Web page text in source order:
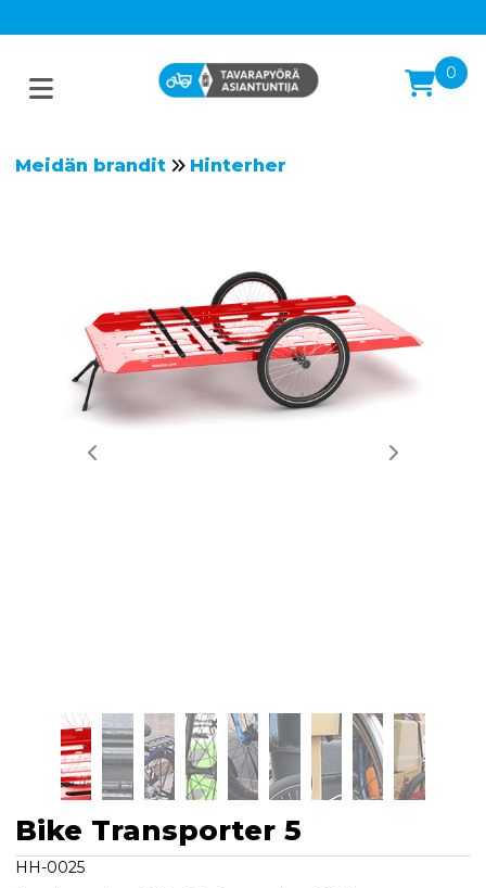
0
Meidän brandit Hinterher
Bike Transporter 5
HH-0025